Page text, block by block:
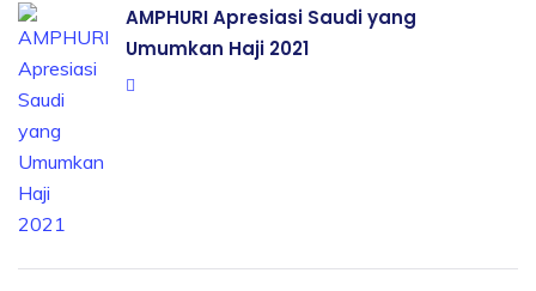
AMPHURI Apresiasi Saudi yang
Umumkan Haji 2021